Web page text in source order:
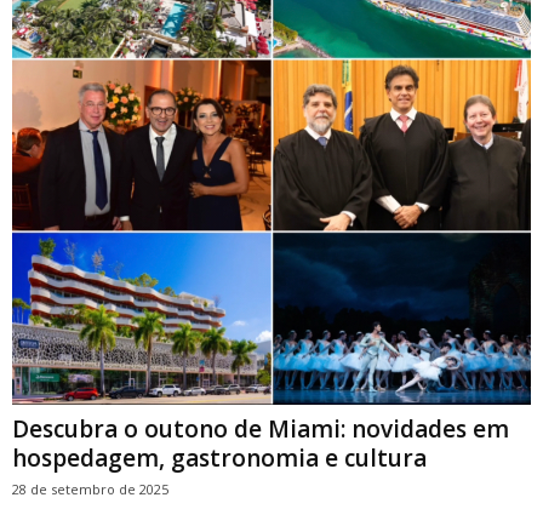
Descubra o outono de Miami: novidades em
hospedagem, gastronomia e cultura
28 de setembro de 2025